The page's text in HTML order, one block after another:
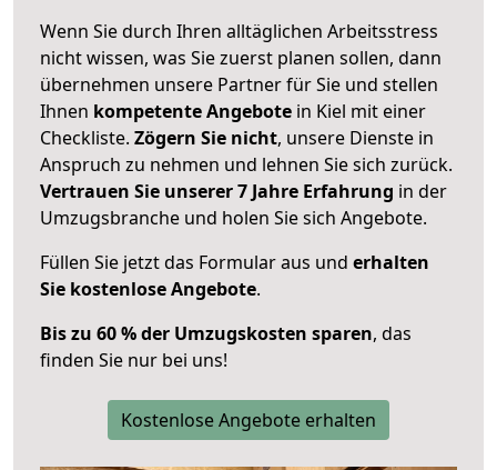
Wenn Sie durch Ihren alltäglichen Arbeitsstress
nicht wissen, was Sie zuerst planen sollen, dann
übernehmen unsere Partner für Sie und stellen
Ihnen kompetente Angebote in Kiel mit einer
Checkliste. Zögern Sie nicht, unsere Dienste in
Anspruch zu nehmen und lehnen Sie sich zurück.
Vertrauen Sie unserer 7 Jahre Erfahrung in der
Umzugsbranche und holen Sie sich Angebote.
Füllen Sie jetzt das Formular aus und erhalten
Sie kostenlose Angebote.
Bis zu 60 % der Umzugskosten sparen, das
finden Sie nur bei uns!
Kostenlose Angebote erhalten